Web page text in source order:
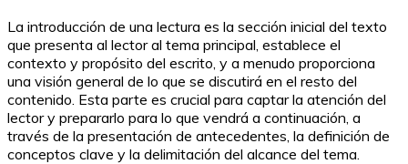
La introducción de una lectura es la sección inicial del texto
que presenta al lector al tema principal, establece el
contexto y propósito del escrito, y a menudo proporciona
una visión general de lo que se discutirá en el resto del
contenido. Esta parte es crucial para captar la atención del
lector y prepararlo para lo que vendrá a continuación, a
través de la presentación de antecedentes, la definición de
conceptos clave y la delimitación del alcance del tema.